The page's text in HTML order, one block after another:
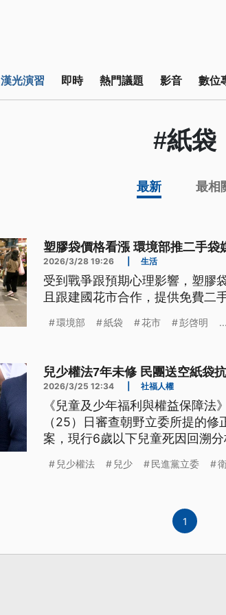
漢光演習 即時 熱門議題 影音 數位
#紙袋
最新 最相
塑膠袋價格看漲 環境部推二手袋
2026/3/28 19:26 生活
受到戰爭跟預期心理影響，塑膠
且跟建國花市合作，提供免費二
環境部 紙袋 花市 彭啓明 ...
兒少權法7年未修 民團送空紙袋
2026/3/25 12:34 社福人權
《兒童及少年福利與權益保障
（25）日審查朝野立委所提的
案，現行6歲以下兒童死因回溯
兒少權法 兒少 民進黨立委
1